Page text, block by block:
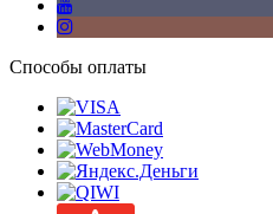
Способы оплаты